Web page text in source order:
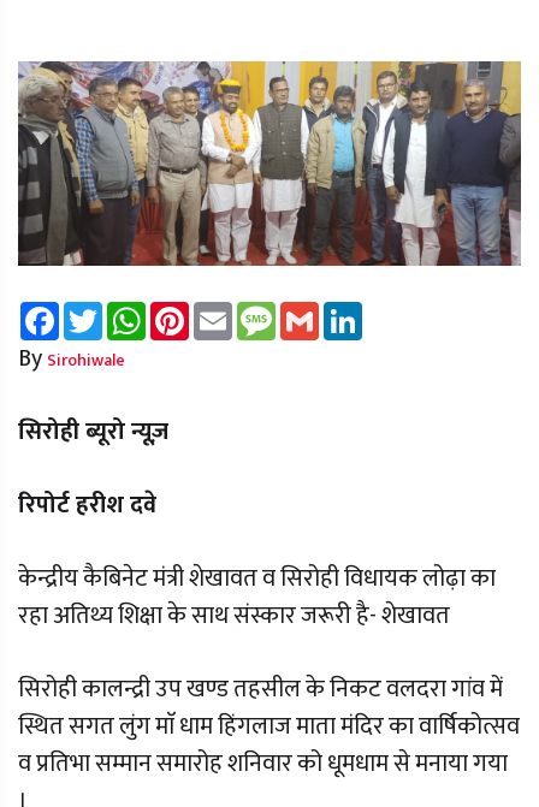
FacebookTwitterWhatsAppPinterest
Email Message
Gmail
By Sirohiwale
सिरोही ब्यूरो न्यूज़
रिपोर्ट हरीश दवे
केन्द्रीय कैबिनेट मंत्री शेखावत व सिरोही विधायक लोढ़ा का
रहा अतिथ्य शिक्षा के साथ संस्कार जरूरी है- शेखावत
सिरोही कालन्द्री उप खण्ड तहसील के निकट वलदरा गांव में
स्थित सगत लुंग माॅ धाम हिंगलाज माता मंदिर का वार्षिकोत्सव
व प्रतिभा सम्मान समारोह शनिवार को धूमधाम से मनाया गया